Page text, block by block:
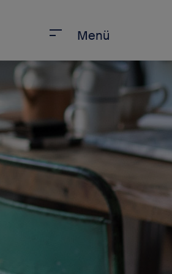
Menü
Jobs anzeigen
SAP-
den Fuß